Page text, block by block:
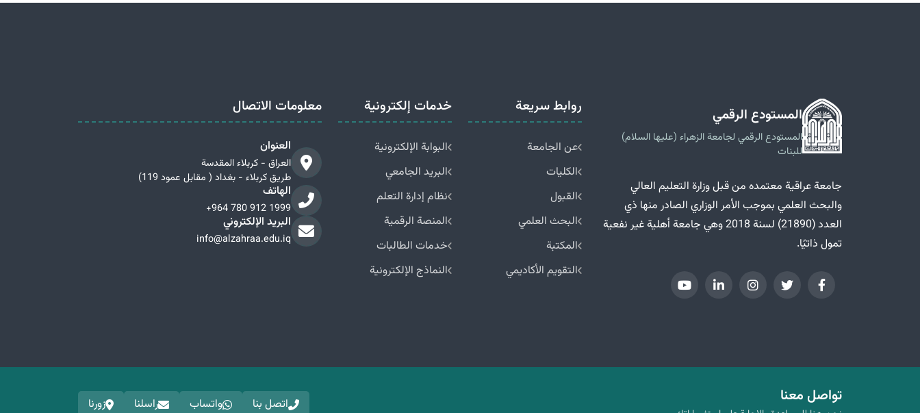
المستودع الرقمي
المستودع الرقمي لجامعة الزهراء (عليها السلام)
للبنات
جامعة عراقية معتمده من قبل وزارة التعليم العالي
والبحث العلمي بموجب الأمر الوزاري الصادر منها ذي
العدد (21890) لسنة 2018 وهي جامعة أهلية غير نفعية
تمول ذاتيًا.
روابط سريعة
عن الجامعة
الكليات
القبول
البحث العلمي
المكتبة
التقويم الأكاديمي
خدمات إلكترونية
البوابة الإلكترونية
البريد الجامعي
نظام إدارة التعلم
المنصة الرقمية
خدمات الطالبات
النماذج الإلكترونية
معلومات الاتصال
العنوان
العراق - كربلاء المقدسة
طريق كربلاء - بغداد ( مقابل عمود 119)
الهاتف
+964 780 912 1999
البريد الإلكتروني
info@alzahraa.edu.iq
تواصل معنا اتصل بنا واتساب راسلنا زورنا